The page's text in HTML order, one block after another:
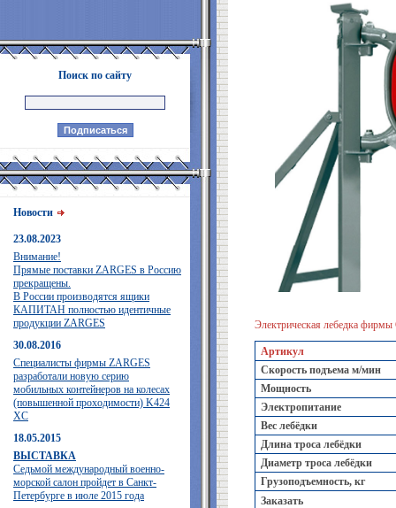
Поиск по сайту
Новости
23.08.2023
Внимание!
Прямые поставки ZARGES в Россию
прекращены.
В России производятся ящики
КАПИТАН полностью идентичные
продукции ZARGES
30.08.2016
Специалисты фирмы ZARGES
разработали новую серию
мобильных контейнеров на колесах
(повышенной проходимости) K424
XC
18.05.2015
ВЫСТАВКА
Седьмой международный военно-
морской салон пройдет в Санкт-
Петербурге в июле 2015 года
Электрическая лебедка
Артикул
Скорость подъема м/мин
Мощность
Электропитание
Вес лебёдки
Длина троса лебёдки
Диаметр троса лебёдки
Грузоподъемность, кг
Заказать